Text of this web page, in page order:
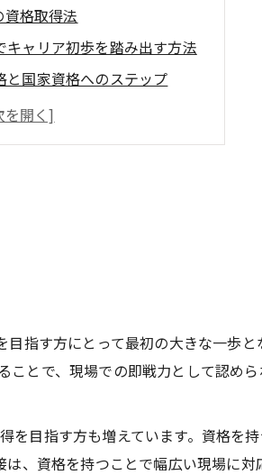
格取得法
ャリア初歩を踏み出す方法
国家資格へのステップ
溶接を活かす実践的学び方
と効果的な勉強法
の近道
Tig溶接の最適資格を探す
違いとTig溶接の強みを知る
とTig溶接での活かし方
格を活かす最初の一歩
務経験を積む方法
指す方にとって最初の大きな一歩
とで、現場での即戦力として認め
目指す方も増えています。資格を
、資格を持つことで幅広い現場に